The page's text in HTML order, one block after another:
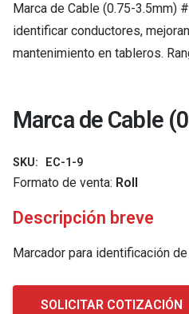
Marca de Cable (0.75-3.5mm)
identificar conductores,
mantenimiento en tableros.
Marca de Cable
SKU: EC-1-9
Formato de venta: Roll
Descripción breve
Marcador para identificación
SOLICITAR COTIZACIÓN